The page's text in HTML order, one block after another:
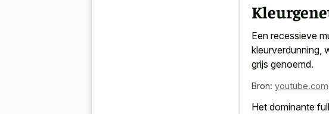
Een recessieve
kleurverdunning,
grijs genoemd.
Bron: youtube.com
Het dominante